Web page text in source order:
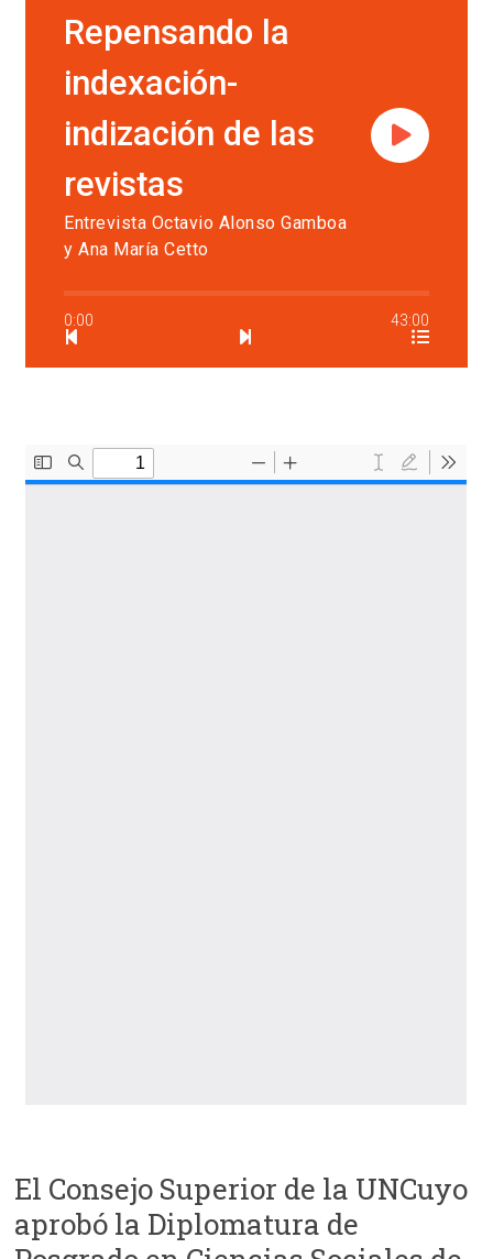
Repensando la
indexación-
indización de las
revistas
Entrevista Octavio Alonso Gamboa
y Ana María Cetto
0:00 43:00
El Consejo Superior de la UNCuyo
aprobó la Diplomatura de